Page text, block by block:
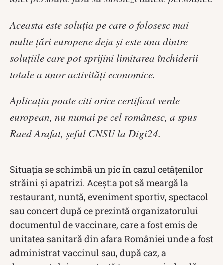
Aceasta este soluția pe care o folosesc mai
multe țări europene deja și este una dintre
soluțiile care pot sprijini limitarea închiderii
totale a unor activități economice.
Aplicația poate citi orice certificat verde
european, nu numai pe cel românesc, a spus
Raed Arafat, șeful CNSU la Digi24.
Situația se schimbă un pic în cazul cetățenilor
străini și apatrizi. Aceștia pot să meargă la
restaurant, nuntă, eveniment sportiv, spectacol
sau concert după ce prezintă organizatorului
documentul de vaccinare, care a fost emis de
unitatea sanitară din afara României unde a fost
administrat vaccinul sau, după caz, a